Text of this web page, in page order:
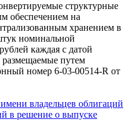
структурные
обеспечением на
хранением в
номинальной
каждая с датой
размещаемые путем
номер 6-03-00514-R от
владельцев облигаций
в решение о выпуске